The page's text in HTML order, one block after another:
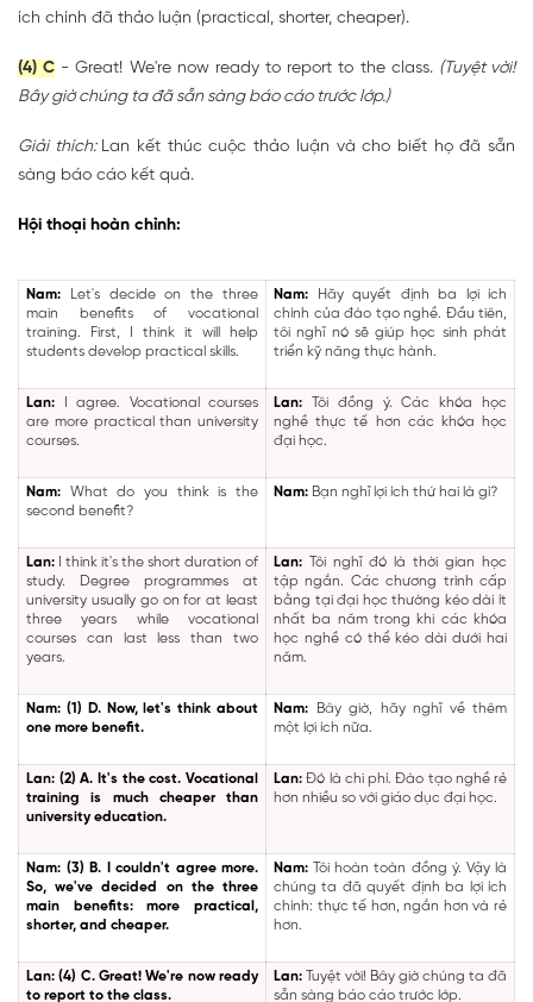
ích chính đã thảo luận (practical, shorter, cheaper).
(4) C - Great! We're now ready to report to the class. (Tuyệt vời!
Bây giờ chúng ta đã sẵn sàng báo cáo trước lớp.)
Giải thích: Lan kết thúc cuộc thảo luận và cho biết họ đã sẵn
sàng báo cáo kết quả.
Hội thoại hoàn chỉnh:
Nam: Let's decide on the three
main benefits of vocational
training. First, I think it will help
students develop practical skills.
Nam: Hãy quyết định ba lợi ích
chính của đào tạo nghề. Đầu tiên,
tôi nghĩ nó sẽ giúp học sinh phát
triển kỹ năng thực hành.
Lan: I agree. Vocational courses
are more practical than university
courses.
Lan: Tôi đồng ý. Các khóa học
nghề thực tế hơn các khóa học
đại học.
Nam: What do you think is the
second benefit?
Nam: Bạn nghĩ lợi ích thứ hai là gì?
Lan: I think it's the short duration of
study. Degree programmes at
university usually go on for at least
three years while vocational
courses can last less than two
years.
Lan: Tôi nghĩ đó là thời gian học
tập ngắn. Các chương trình cấp
bằng tại đại học thường kéo dài ít
nhất ba năm trong khi các khóa
học nghề có thể kéo dài dưới hai
năm.
Nam: (1) D. Now, let's think about
one more benefit.
Nam: Bây giờ, hãy nghĩ về thêm
một lợi ích nữa.
Lan: (2) A. It's the cost. Vocational
training is much cheaper than
university education.
Lan: Đó là chi phí. Đào tạo nghề rẻ
hơn nhiều so với giáo dục đại học.
Nam: (3) B. I couldn't agree more.
So, we've decided on the three
main benefits: more practical,
shorter, and cheaper.
Nam: Tôi hoàn toàn đồng ý. Vậy là
chúng ta đã quyết định ba lợi ích
chính: thực tế hơn, ngắn hơn và rẻ
hơn.
Lan: (4) C. Great! We're now ready
to report to the class.
Lan: Tuyệt vời! Bây giờ chúng ta đã
sẵn sàng báo cáo trước lớp.